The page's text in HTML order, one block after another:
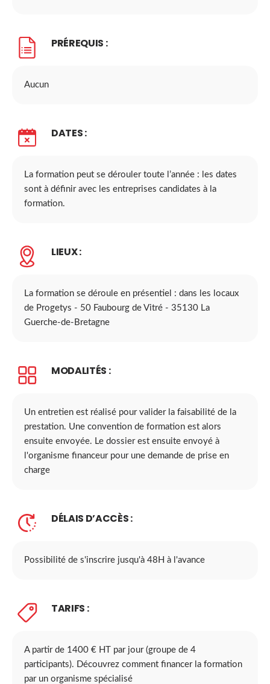
PRÉREQUIS :
Aucun
DATES :
La formation peut se dérouler toute l’année : les dates
sont à définir avec les entreprises candidates à la
formation.
LIEUX :
La formation se déroule en présentiel : dans les locaux
de Progetys - 50 Faubourg de Vitré - 35130 La
Guerche-de-Bretagne
MODALITÉS :
Un entretien est réalisé pour valider la faisabilité de la
prestation. Une convention de formation est alors
ensuite envoyée. Le dossier est ensuite envoyé à
l'organisme financeur pour une demande de prise en
charge
DÉLAIS D’ACCÈS :
Possibilité de s'inscrire jusqu'à 48H à l'avance
TARIFS :
A partir de 1400 € HT par jour (groupe de 4
participants). Découvrez comment financer la formation
par un organisme spécialisé